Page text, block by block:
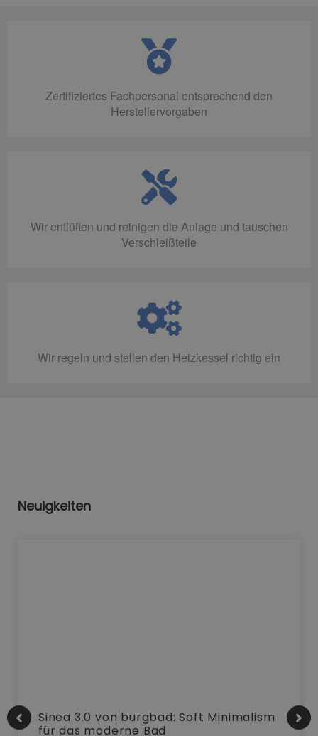
Zertifiziertes Fachpersonal entsprechend den
Herstellervorgaben
Wir entlüften und reinigen die Anlage und tauschen
Verschleißteile
Wir regeln und stellen den Heizkessel richtig ein
Neuigkeiten
Sinea 3.0 von burgbad: Soft Minimalism
für das moderne Bad